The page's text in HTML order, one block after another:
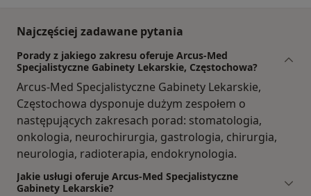
Najczęściej zadawane pytania
Porady z jakiego zakresu oferuje Arcus-Med
Specjalistyczne Gabinety Lekarskie, Częstochowa?
Arcus-Med Specjalistyczne Gabinety Lekarskie,
Częstochowa dysponuje dużym zespołem o
następujących zakresach porad: stomatologia,
onkologia, neurochirurgia, gastrologia, chirurgia,
neurologia, radioterapia, endokrynologia.
Jakie usługi oferuje Arcus-Med Specjalistyczne
Gabinety Lekarskie?